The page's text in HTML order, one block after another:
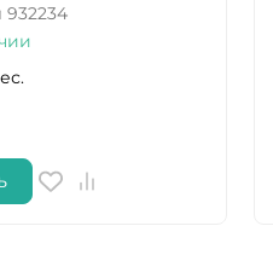
932234